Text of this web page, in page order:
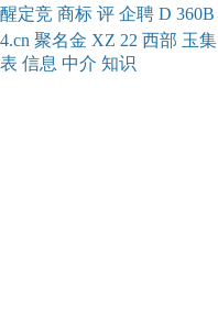
醒定竞 商标 评 企聘 D 360B
4.cn 聚名金 XZ 22 西部 玉集
表 信息 中介 知识